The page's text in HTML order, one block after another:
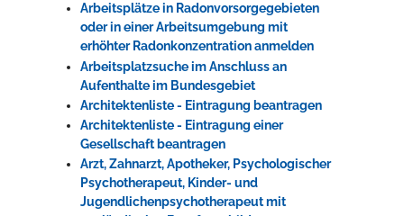
Arbeitsplätze in Radonvorsorgegebieten
oder in einer Arbeitsumgebung mit
erhöhter Radonkonzentration anmelden
Arbeitsplatzsuche im Anschluss an
Aufenthalte im Bundesgebiet
Architektenliste - Eintragung beantragen
Architektenliste - Eintragung einer
Gesellschaft beantragen
Arzt, Zahnarzt, Apotheker, Psychologischer
Psychotherapeut, Kinder- und
Jugendlichenpsychotherapeut mit